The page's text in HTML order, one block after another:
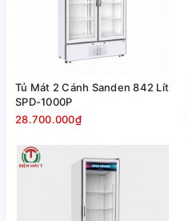
Tủ Mát 2 Cánh Sanden 842 Lít
SPD-1000P
28.700.000₫